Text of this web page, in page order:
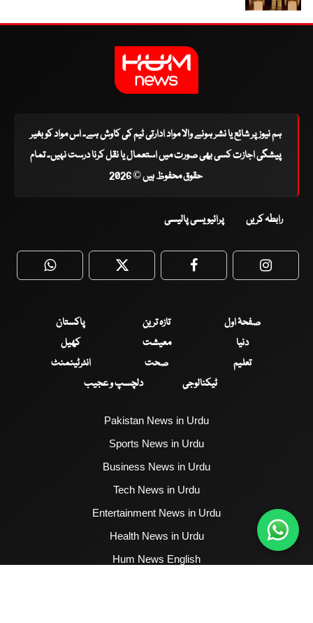
ہم نیوز پر شائع یا نشر ہونے والا مواد ادارتی ٹیم کی کاوش ہے۔ اس مواد کو بغیر
پیشگی اجازت کسی بھی صورت میں استعمال یا نقل کرنا درست نہیں۔ تمام
حقوق محفوظ ہیں © 2026
رابطہ کریں پرائیویسی پالیسی
WhatsApp Twitter Facebook
صفحۂ اول تازہ ترین
پاکستان
دنیا
معیشت
کھیل
تعلیم
صحت
انٹرٹینمنٹ
ٹیکنالوجی
دلچسپ و عجیب
Pakistan News in Urdu
Sports News in Urdu
Business News in Urdu
Tech News in Urdu
Entertainment News in Urdu
Health News in Urdu
Hum News English